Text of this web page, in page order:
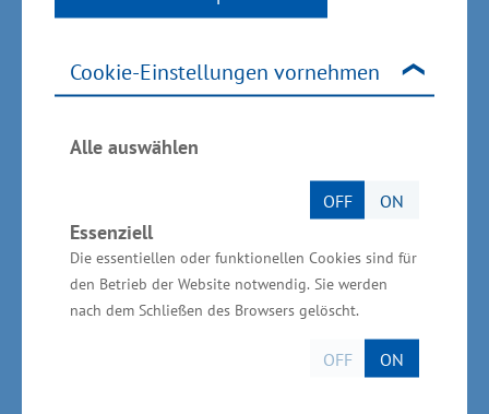
Cookie-Einstellungen vornehmen
Alle auswählen
OFF ON
Essenziell
Die essentiellen oder funktionellen Cookies sind für
den Betrieb der Website notwendig. Sie werden
nach dem Schließen des Browsers gelöscht.
OFF ON
schrumpfenden Binnenmärkte kommt dem
Unternehmen künftig eine noch größere
Bedeutung zu. Hier gilt es vorausschauend zu
planen. Wir brauchen mehr Firmen, die in neue
Märkte investieren. Dies sichert und schafft Jobs
bei uns in Mecklenburg-Vorpommern“, so Glawe
weiter. Zum Produktionsprogramm des
Unternehmens zählen beispielsweise die
Herstellung von Einbauschränken, Konferenz-